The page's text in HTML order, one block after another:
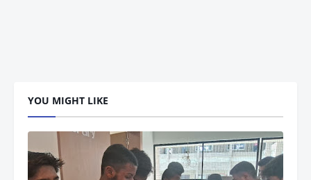
YOU MIGHT LIKE